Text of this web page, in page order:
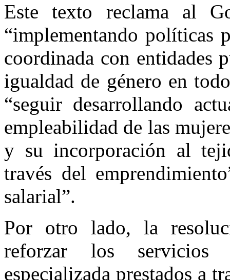
Este texto reclama al
“implementando políticas
coordinada con entidades
igualdad de género en
“seguir desarrollando
empleabilidad de las
y su incorporación al
través del
salarial”.
Por otro lado, la
reforzar los
especializada prestados a